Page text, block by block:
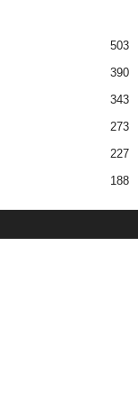
503
390
343
273
227
188